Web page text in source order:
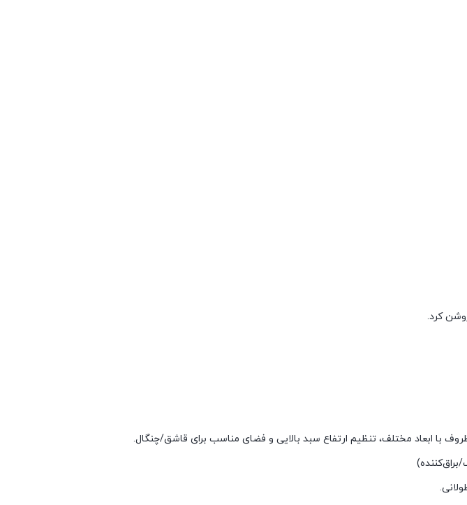
با ابعاد مختلف، تنظیم ارتفاع سبد بالایی و فضای مناسب برای قاشق/چنگال.